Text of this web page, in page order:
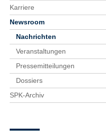
Karriere
Newsroom
Nachrichten
Veranstaltungen
Pressemitteilungen
Dossiers
SPK-Archiv